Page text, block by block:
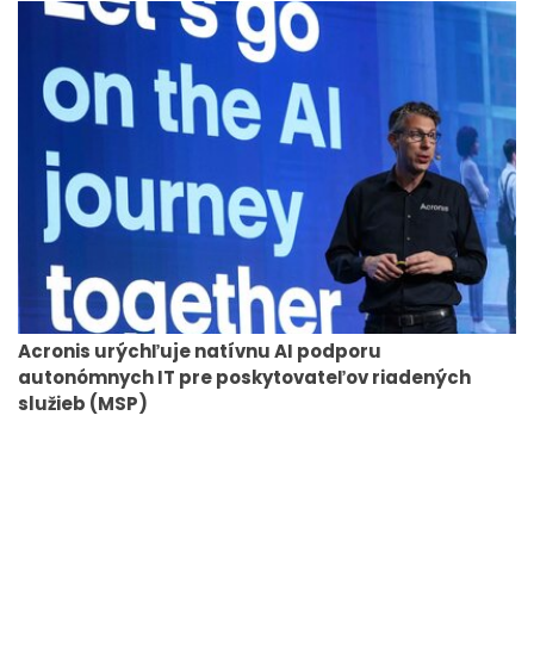
Acronis urýchľuje natívnu AI podporu
autonómnych IT pre poskytovateľov riadených
služieb (MSP)